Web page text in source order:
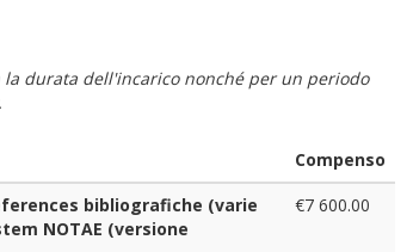
durata dell'incarico nonché per un periodo
Compenso
bibliografiche (varie
NOTAE (versione
€7 600.00